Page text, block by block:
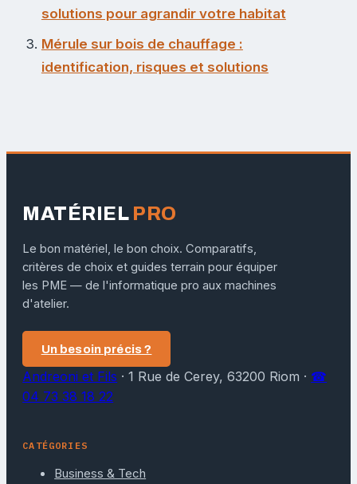
solutions pour agrandir votre habitat
Mérule sur bois de chauffage :
identification, risques et solutions
MATÉRIEL PRO
Le bon matériel, le bon choix. Comparatifs,
critères de choix et guides terrain pour équiper
les PME — de l'informatique pro aux machines
d'atelier.
Un besoin précis ?
Andreoni et Fils ·1 Rue de Cerey, 63200 Riom · ☎
04 73 38 18 22
CATÉGORIES
Business & Tech